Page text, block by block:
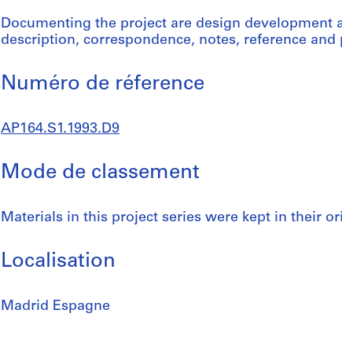
Documenting the project are design development
description, correspondence, notes, reference
Numéro de réference
AP164.S1.1993.D9
Mode de classement
Materials in this project series were kept in their
Localisation
Madrid Espagne